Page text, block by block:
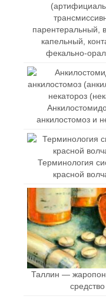
парентеральный,
капельный,
фекально-
анкилостомоз и
Терминология
красной
Таллин —
средство